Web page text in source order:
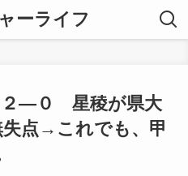
ーライフ
２―０ 星稜が県大
点→これでも、甲